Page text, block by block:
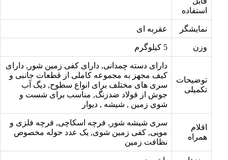
استفاده
نمایشگر عقربه ای
وزن
توضیحات
تکمیلی
دارای دسته چمدانی, دارای کفی زمین شور, دارای
کیف مجهز به مجموعه کاملی از قطعات جانبی و
سری های مختلف برای انواع سطوح, دیگ آب
جوش از فولاد ضدزنگ, مناسب برای شست و
شوی زمین , شیشه , دیوار
اقلام
همراه
سری شیشه شور, فرچه اسکاچی, فرچه فلزی و
مویی, کفی زمین شوی, یک عدد حوله مخصوص
نظافت زمین